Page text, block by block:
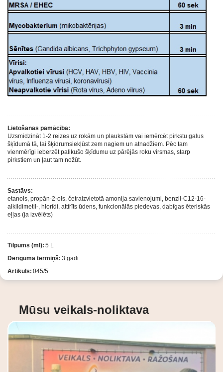
Lietošanas pamācība:
Uzsmidzināt 1-2 reizes uz rokām un plaukstām vai iemērcēt pirkstu galus
šķīdumā tā, lai šķidrumsiekļūst zem nagiem un atnadžiem. Pēc tam
vienmērīgi ieberzēt palikušo šķīdumu uz pārējās roku virsmas, starp
pirkstiem un ļaut tam nožūt.
Sastāvs:
etanols, propān-2-ols, četraizvietotā amonija savienojumi, benzil-C12-16-
alkildimetil-, hlorīdi, attīrīts ūdens, funkcionālās piedevas, dabīgas ēteriskās
eļļas (ja izvēlēts)
Tilpums (ml): 5 L
Derīguma termiņš: 3 gadi
Artikuls: 045/5
Mūsu veikals-noliktava